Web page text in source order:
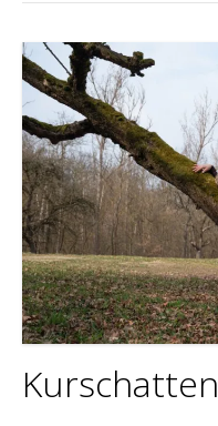
Kurschatten